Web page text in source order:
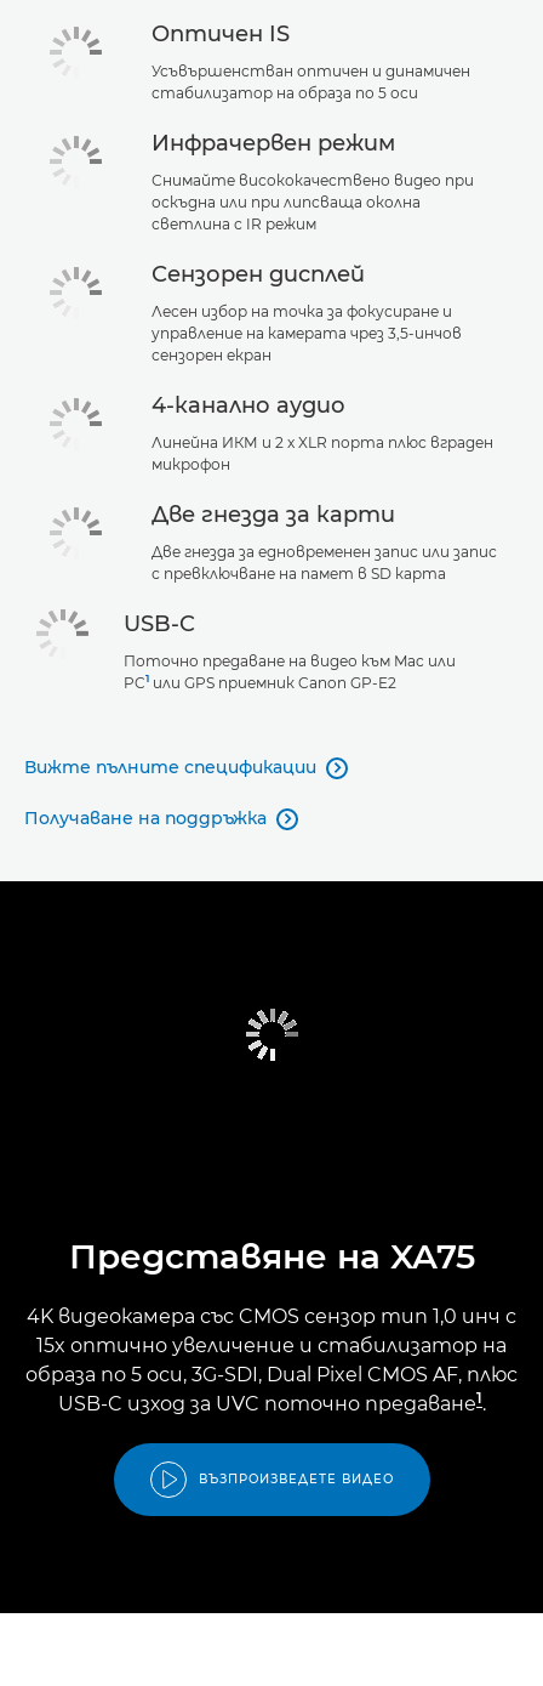
Оптичен IS
Усъвършенстван оптичен и динамичен
стабилизатор на образа по 5 оси
Инфрачервен режим
Снимайте висококачествено видео при
оскъдна или при липсваща околна
светлина с IR режим
Сензорен дисплей
Лесен избор на точка за фокусиране и
управление на камерата чрез 3,5-инчов
сензорен екран
4-канално аудио
Линейна ИКМ и 2 x XLR порта плюс вграден
микрофон
Две гнезда за карти
Две гнезда за едновременен запис или запис
с превключване на памет в SD карта
USB-C
Поточно предаване на видео към Mac или
PC1 или GPS приемник Canon GP-E2
Вижте пълните спецификации 
Получаване на поддръжка 
Представяне на XA75
4K видеокамера със CMOS сензор тип 1,0 инч с
15x оптично увеличение и стабилизатор на
образа по 5 оси, 3G-SDI, Dual Pixel CMOS AF, плюс
USB-C изход за UVC поточно предаване1.
ВЪЗПРОИЗВЕДЕТЕ ВИДЕО